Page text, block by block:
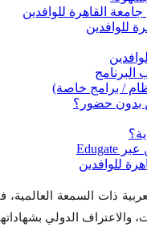
ذات السمعة
والاعتراف الدولي